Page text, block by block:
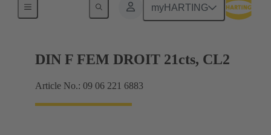
myHARTING
Raccordement carte mère à carte fille
DIN F FEM DROIT 21cts, CL2
Article No.: 09 06 221 6883